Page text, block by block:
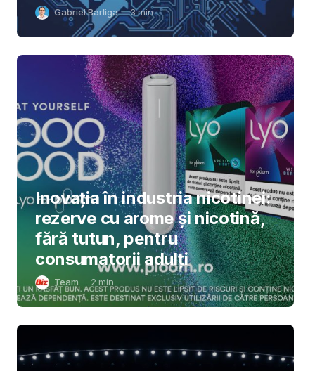
Gabriel Barliga 3min
Inovația în industria nicotinei:
rezerve cu arome și nicotină,
fără tutun, pentru
consumatorii adulți
Team 2 min